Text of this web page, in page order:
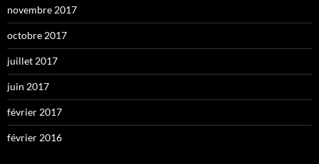
novembre 2017
octobre 2017
juillet 2017
juin 2017
février 2017
février 2016